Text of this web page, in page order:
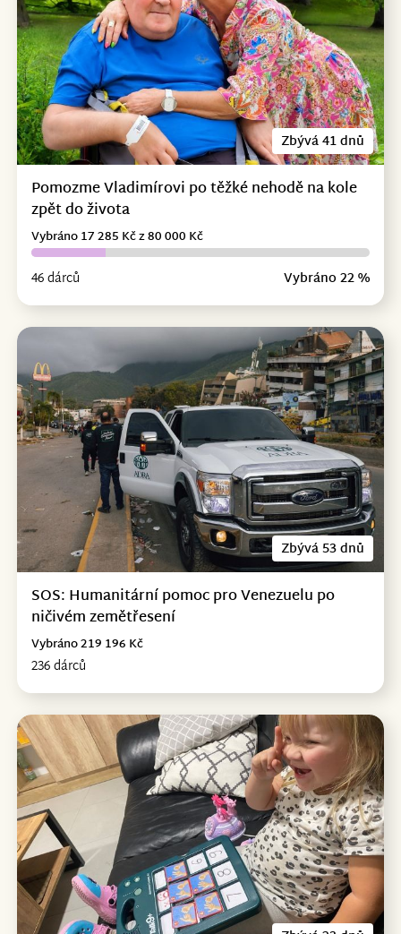
Zbývá 41 dnů
Pomozme Vladimírovi po těžké nehodě na kole
zpět do života
46 dárců Vybráno 22 %
Vybráno 17 285 Kč z 80 000 Kč
Zbývá 53 dnů
SOS: Humanitární pomoc pro Venezuelu po
ničivém zemětřesení
236 dárců
Vybráno 219 196 Kč